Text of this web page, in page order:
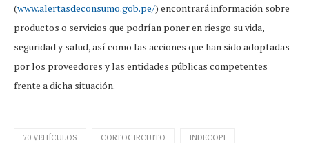
(www.alertasdeconsumo.gob.pe/) encontrará información sobre
productos o servicios que podrían poner en riesgo su vida,
seguridad y salud, así como las acciones que han sido adoptadas
por los proveedores y las entidades públicas competentes
frente a dicha situación.
70 VEHÍCULOS CORTOCIRCUITO INDECOPI